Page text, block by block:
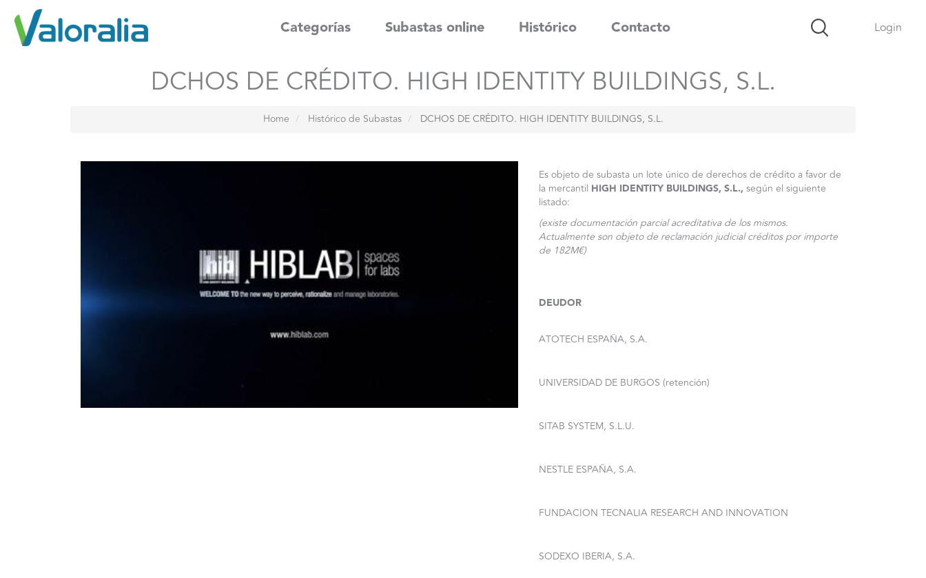
Categorías Subastas online Histórico Contacto Login
DCHOS DE CRÉDITO. HIGH IDENTITY BUILDINGS, S.L.
Home Histórico de Subastas DCHOS DE CRÉDITO. HIGH IDENTITY BUILDINGS, S.L.
Es objeto de subasta un lote único de derechos de crédito a favor de
la mercantil HIGH IDENTITY BUILDINGS, S.L., según el siguiente
listado:
(existe documentación parcial acreditativa de los mismos.
Actualmente son objeto de reclamación judicial créditos por importe
de 182M€)
DEUDOR
ATOTECH ESPAÑA, S.A.
UNIVERSIDAD DE BURGOS (retención)
SITAB SYSTEM, S.L.U.
NESTLE ESPAÑA, S.A.
FUNDACION TECNALIA RESEARCH AND INNOVATION
SODEXO IBERIA, S.A.